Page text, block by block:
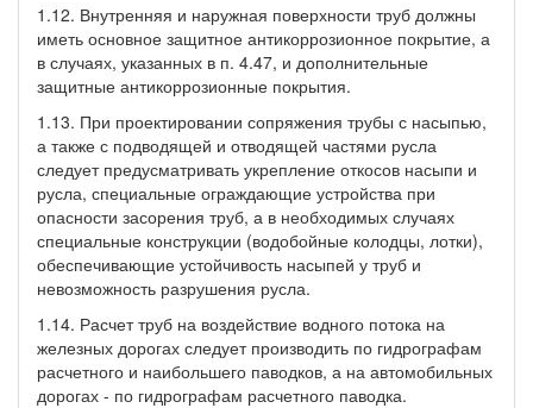
1.12. Внутренняя и наружная поверхности труб должны
иметь основное защитное антикоррозионное покрытие, а
в случаях, указанных в п. 4.47, и дополнительные
защитные антикоррозионные покрытия.
1.13. При проектировании сопряжения трубы с насыпью,
а также с подводящей и отводящей частями русла
следует предусматривать укрепление откосов насыпи и
русла, специальные ограждающие устройства при
опасности засорения труб, а в необходимых случаях
специальные конструкции (водобойные колодцы, лотки),
обеспечивающие устойчивость насыпей у труб и
невозможность разрушения русла.
1.14. Расчет труб на воздействие водного потока на
железных дорогах следует производить по гидрографам
расчетного и наибольшего паводков, а на автомобильных
дорогах - по гидрографам расчетного паводка.